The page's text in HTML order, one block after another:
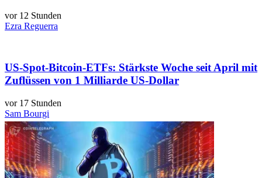
vor 12 Stunden
Ezra Reguerra
US-Spot-Bitcoin-ETFs: Stärkste Woche seit April mit
Zuflüssen von 1 Milliarde US-Dollar
vor 17 Stunden
Sam Bourgi